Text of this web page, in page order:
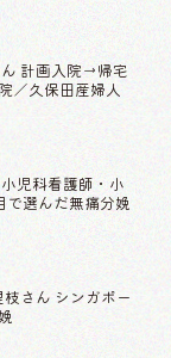
計画入院→帰宅
／久保田産婦人
児科看護師・小
選んだ無痛分娩
さん シンガポー